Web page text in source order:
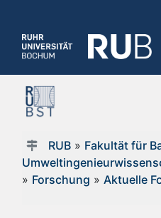
RUB» Fakultät für
» Forschung » Aktuelle